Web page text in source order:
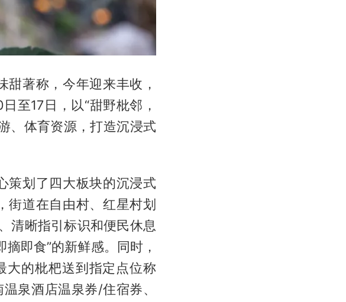
著称，今年迎来丰收，
至17日，以“甜野枇邻，
、体育资源，打造沉浸式
策划了四大板块的沉浸式
街道在自由村、红星村划
清晰指引标识和便民休息
即食”的新鲜感。同时，
的枇杷送到指定点位称
泉酒店温泉券/住宿券、